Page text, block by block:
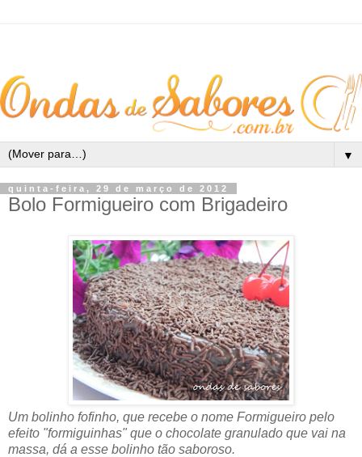
▼
quinta-feira, 29 de março de 2012
Bolo Formigueiro com Brigadeiro
Um bolinho fofinho, que recebe o nome Formigueiro pelo
efeito "formiguinhas" que o chocolate granulado que vai na
massa, dá a esse bolinho tão saboroso.